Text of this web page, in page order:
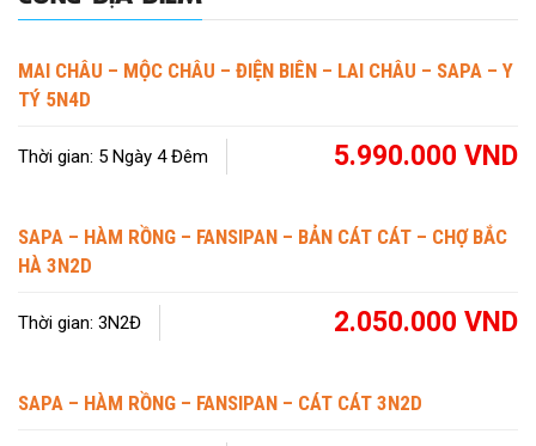
MAI CHÂU – MỘC CHÂU – ĐIỆN BIÊN – LAI CHÂU – SAPA – Y
TÝ 5N4D
Thời gian: 5 Ngày 4 Đêm 5.990.000 VND
SAPA – HÀM RỒNG – FANSIPAN – BẢN CÁT CÁT – CHỢ BẮC
HÀ 3N2D
Thời gian: 3N2Đ 2.050.000 VND
SAPA – HÀM RỒNG – FANSIPAN – CÁT CÁT 3N2D